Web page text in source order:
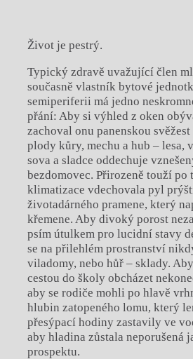
Život je pestrý.
Typický zdravě uvažující člen
současně vlastník bytové
semiperiferii má jedno
přání: Aby si výhled z oken
zachoval onu panenskou
plody kůry, mechu a hub – lesa,
sova a sladce oddechuje
bezdomovec. Přirozeně touží po
klimatizace vdechovala pyl
životadárného pramene, který
křemene. Aby divoký porost
psím útulkem pro lucidní stavy
se na přilehlém prostranství
viladomy, nebo hůř – sklady.
cestou do školy obcházet
aby se rodiče mohli po hlavě
hlubin zatopeného lomu, který
přesýpací hodiny zastavily ve
aby hladina zůstala neporušená
prospektu.